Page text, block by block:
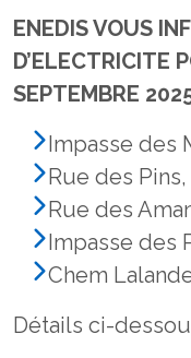
ENEDIS VOUS
D’ELECTRICITE
SEPTEMBRE
Impasse des
Rue des Pins,
Rue des
Impasse des
Chem
Détails ci-